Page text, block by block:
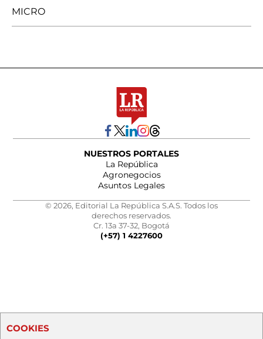
MICRO
NUESTROS PORTALES
La República
Agronegocios
Asuntos Legales
© 2026, Editorial La República S.A.S. Todos los
derechos reservados.
Cr. 13a 37-32, Bogotá
(+57) 1 4227600
COOKIES